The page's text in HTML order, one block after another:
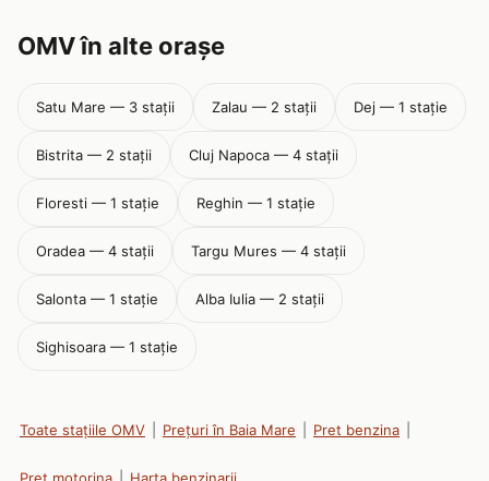
OMV în alte orașe
Satu Mare — 3 stații Zalau — 2 stații Dej — 1 stație
Bistrita — 2 stații Cluj Napoca — 4 stații
Floresti — 1 stație Reghin — 1 stație
Oradea — 4 stații Targu Mures — 4 stații
Salonta — 1 stație Alba Iulia — 2 stații
Sighisoara — 1 stație
Toate stațiile OMV Prețuri în Baia Mare Pret benzina